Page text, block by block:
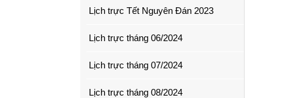
Lịch trực Tết Nguyên Đán 2023
Lịch trực tháng 06/2024
Lịch trực tháng 07/2024
Lịch trực tháng 08/2024